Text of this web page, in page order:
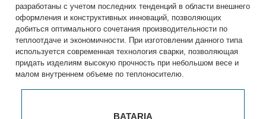
разработаны с учетом последних тенденций в области внешнего
оформления и конструктивных инноваций, позволяющих
добиться оптимального сочетания производительности по
теплоотдаче и экономичности. При изготовлении данного типа
используется современная технология сварки, позволяющая
придать изделиям высокую прочность при небольшом весе и
малом внутреннем объеме по теплоносителю.
BATARIA